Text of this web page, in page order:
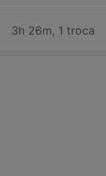
3h 26m, 1 troca